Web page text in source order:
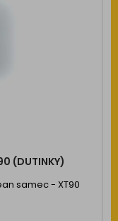
(DUTINKY)
samec - XT90